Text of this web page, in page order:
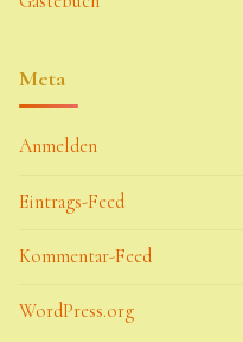
Meta
Anmelden
Eintrags-Feed
Kommentar-Feed
WordPress.org